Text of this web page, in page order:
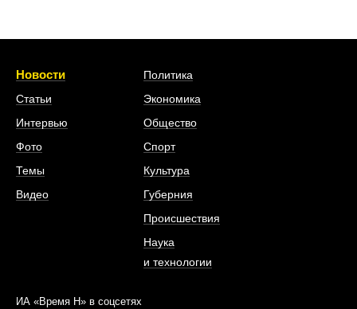
Новости
Статьи
Интервью
Фото
Темы
Видео
Политика
Экономика
Общество
Спорт
Культура
Губерния
Происшествия
Наука
и технологии
ИА «Время Н» в соцсетях